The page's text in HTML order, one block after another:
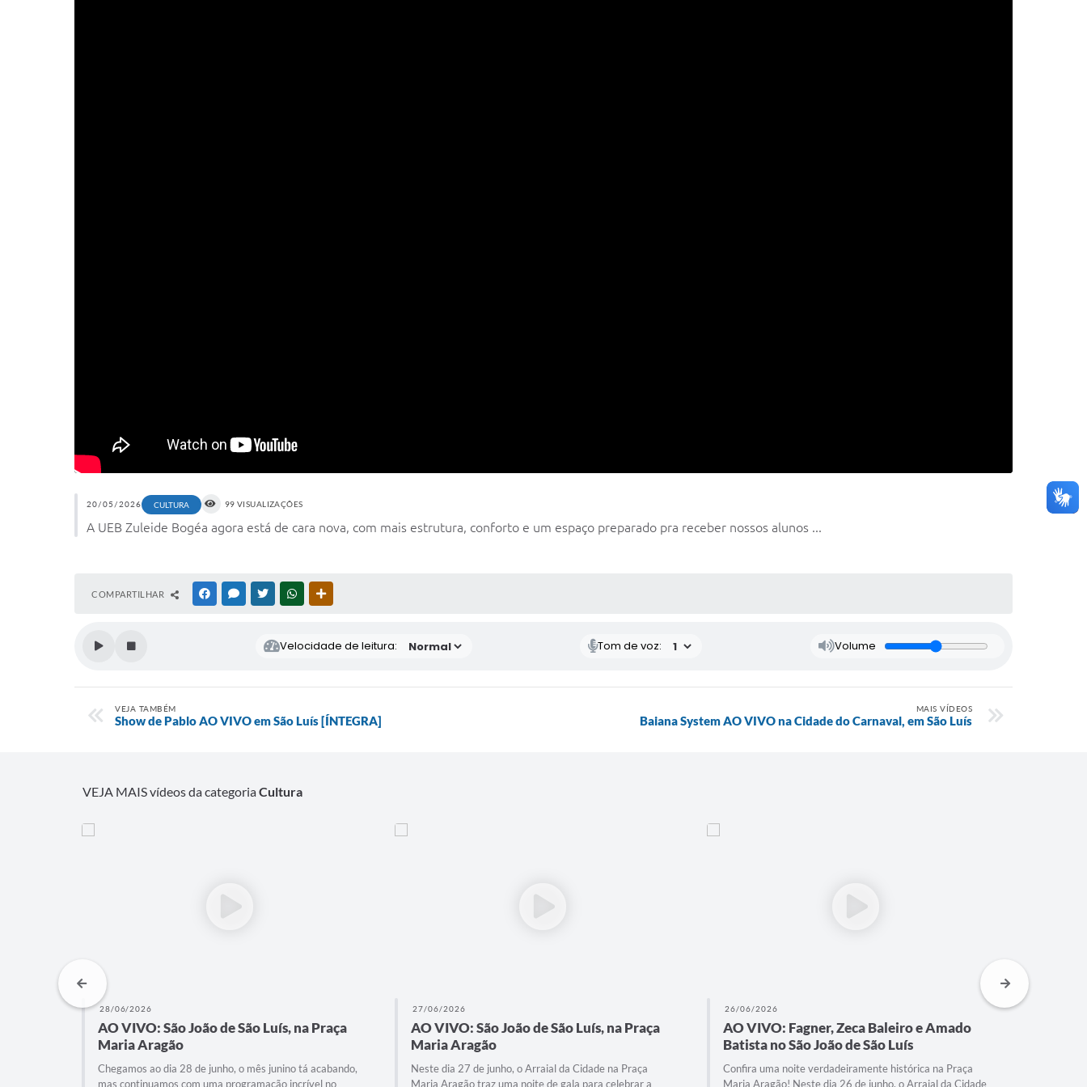
20/05/2026 CULTURA 99 VISUALIZAÇÕES
A UEB Zuleide Bogéa agora está de cara nova, com mais estrutura, conforto e um espaço preparado pra receber nossos alunos ...
COMPARTILHAR FACEBOOKMESSENGER
TWITTERWHATSAPP
Velocidade de leitura: Tom de voz: Volume
VEJA TAMBÉM
Show de Pablo AO VIVO em São Luís [ÍNTEGRA]
MAIS VÍDEOS
Baiana System AO VIVO na Cidade do Carnaval, em São Luís
VEJA MAIS vídeos da categoriaCultura
27/06/2026
AO VIVO: São João de São Luís, na Praça
Maria Aragão
Neste dia 27 de junho, o Arraial da Cidade na Praça
Maria Aragão traz uma noite de gala para celebrar a
26/06/2026
AO VIVO: Fagner, Zeca Baleiro e Amado
Batista no São João de São Luís
Confira uma noite verdadeiramente histórica na Praça
Maria Aragão! Neste dia 26 de junho, o Arraial da Cidade
26/06/2026
AO VIVO: São João de São Luís, na Praça
Maria Aragão
Junho está acabando, então não é dia de perder mais
uma apresentação no nosso Arraial da Cidade, na Praça